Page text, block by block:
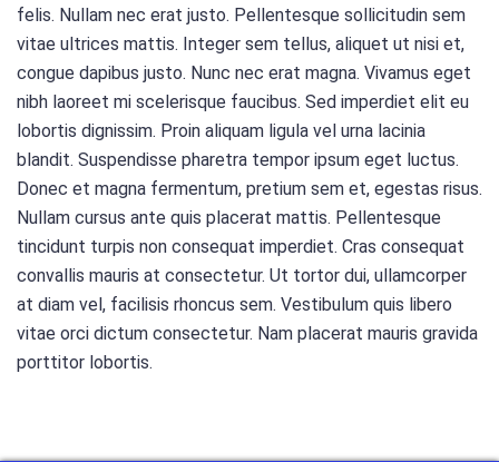
felis. Nullam nec erat justo. Pellentesque sollicitudin sem
vitae ultrices mattis. Integer sem tellus, aliquet ut nisi et,
congue dapibus justo. Nunc nec erat magna. Vivamus eget
nibh laoreet mi scelerisque faucibus. Sed imperdiet elit eu
lobortis dignissim. Proin aliquam ligula vel urna lacinia
blandit. Suspendisse pharetra tempor ipsum eget luctus.
Donec et magna fermentum, pretium sem et, egestas risus.
Nullam cursus ante quis placerat mattis. Pellentesque
tincidunt turpis non consequat imperdiet. Cras consequat
convallis mauris at consectetur. Ut tortor dui, ullamcorper
at diam vel, facilisis rhoncus sem. Vestibulum quis libero
vitae orci dictum consectetur. Nam placerat mauris gravida
porttitor lobortis.